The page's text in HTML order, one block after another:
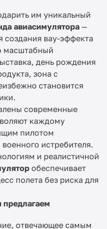
им уникальный
авиасимулятора —
создания вау-эффекта
масштабный
день рождения
зона с
становится
современные
каждому
пилотом
истребителя.
и реалистичной
обеспечивает
полета без риска для
отвечающее самым